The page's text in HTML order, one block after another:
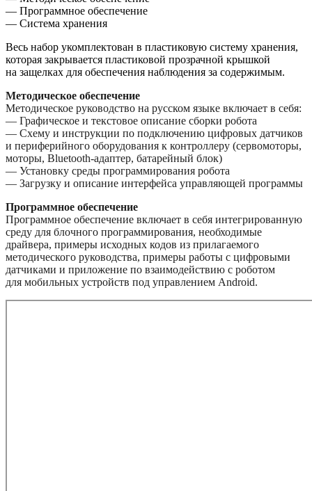
— Программное обеспечение
— Система хранения
Весь набор укомплектован в пластиковую систему хранения,
которая закрывается пластиковой прозрачной крышкой
на защелках для обеспечения наблюдения за содержимым.
Методическое обеспечение
Методическое руководство на русском языке включает в себя:
— Графическое и текстовое описание сборки робота
— Схему и инструкции по подключению цифровых датчиков
и периферийного оборудования к контроллеру (сервомоторы,
моторы, Bluetooth-адаптер, батарейный блок)
— Установку среды программирования робота
— Загрузку и описание интерфейса управляющей программы
Программное обеспечение
Программное обеспечение включает в себя интегрированную
среду для блочного программирования, необходимые
драйвера, примеры исходных кодов из прилагаемого
методического руководства, примеры работы с цифровыми
датчиками и приложение по взаимодействию с роботом
для мобильных устройств под управлением Android.